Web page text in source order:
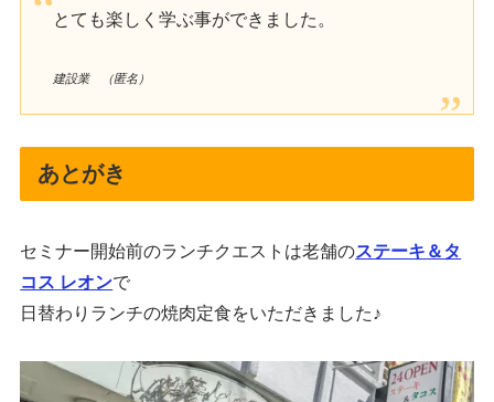
とても楽しく学ぶ事ができました。
建設業 （匿名）
あとがき
セミナー開始前のランチクエストは老舗のステーキ＆タ
コス レオンで
日替わりランチの焼肉定食をいただきました♪